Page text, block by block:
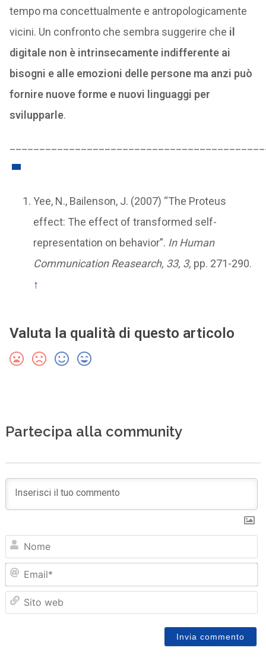
tempo ma concettualmente e antropologicamente
vicini. Un confronto che sembra suggerire che il
digitale non è intrinsecamente indifferente ai
bisogni e alle emozioni delle persone ma anzi può
fornire nuove forme e nuovi linguaggi per
svilupparle.
Yee, N., Bailenson, J. (2007) “The Proteus
effect: The effect of transformed self-
representation on behavior”. In Human
Communication Reasearch, 33, 3, pp. 271-290.
↑
Valuta la qualità di questo articolo
Partecipa alla community